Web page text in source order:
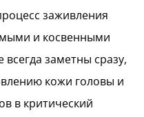
заживления
и косвенными
заметны сразу,
кожи головы и
в критический